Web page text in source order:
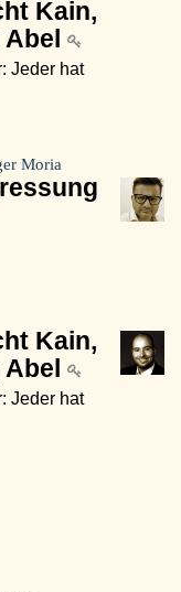
Kain,
Jeder hat
Moria
Kain,
Jeder hat